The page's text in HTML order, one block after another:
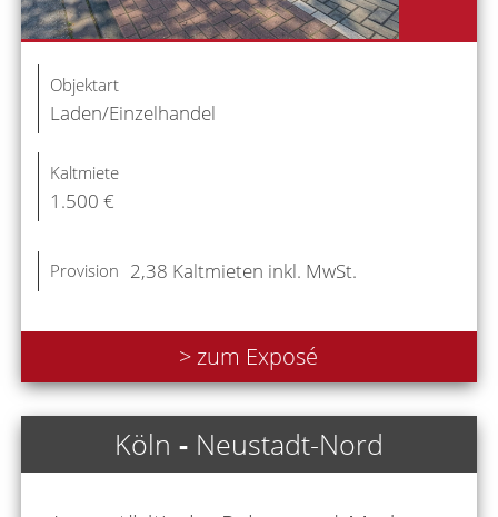
Objektart
Laden/Einzelhandel
Kaltmiete
1.500 €
Provision 2,38 Kaltmieten inkl. MwSt.
> zum Exposé
Köln - Neustadt-Nord